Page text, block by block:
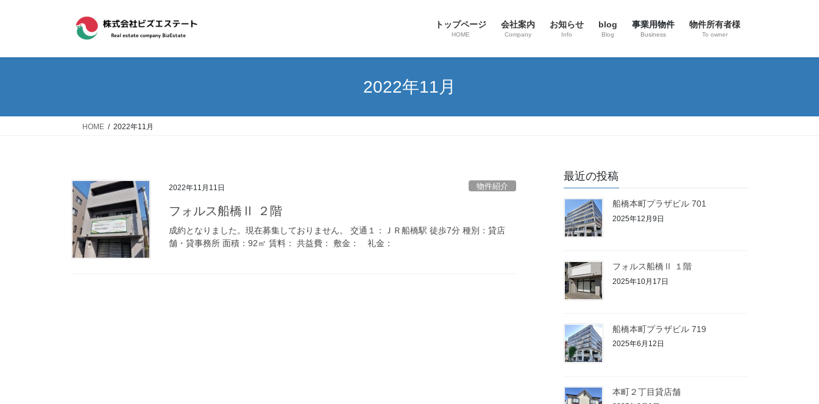
トップページ
HOME
会社案内
Company
お知らせ
Info
blog
Blog
事業用物件
Business
物件所有者様
To owner
2022年11月
HOME 2022年11月
2022年11月11日 物件紹介
フォルス船橋Ⅱ ２階
成約となりました。現在募集しておりません。 交通１：ＪＲ船橋駅 徒歩7分 種別：貸店
舗・貸事務所 面積：92㎡ 賃料： 共益費： 敷金： 礼金：
最近の投稿
船橋本町プラザビル 701
2025年12月9日
フォルス船橋Ⅱ １階
2025年10月17日
船橋本町プラザビル 719
2025年6月12日
本町２丁目貸店舗